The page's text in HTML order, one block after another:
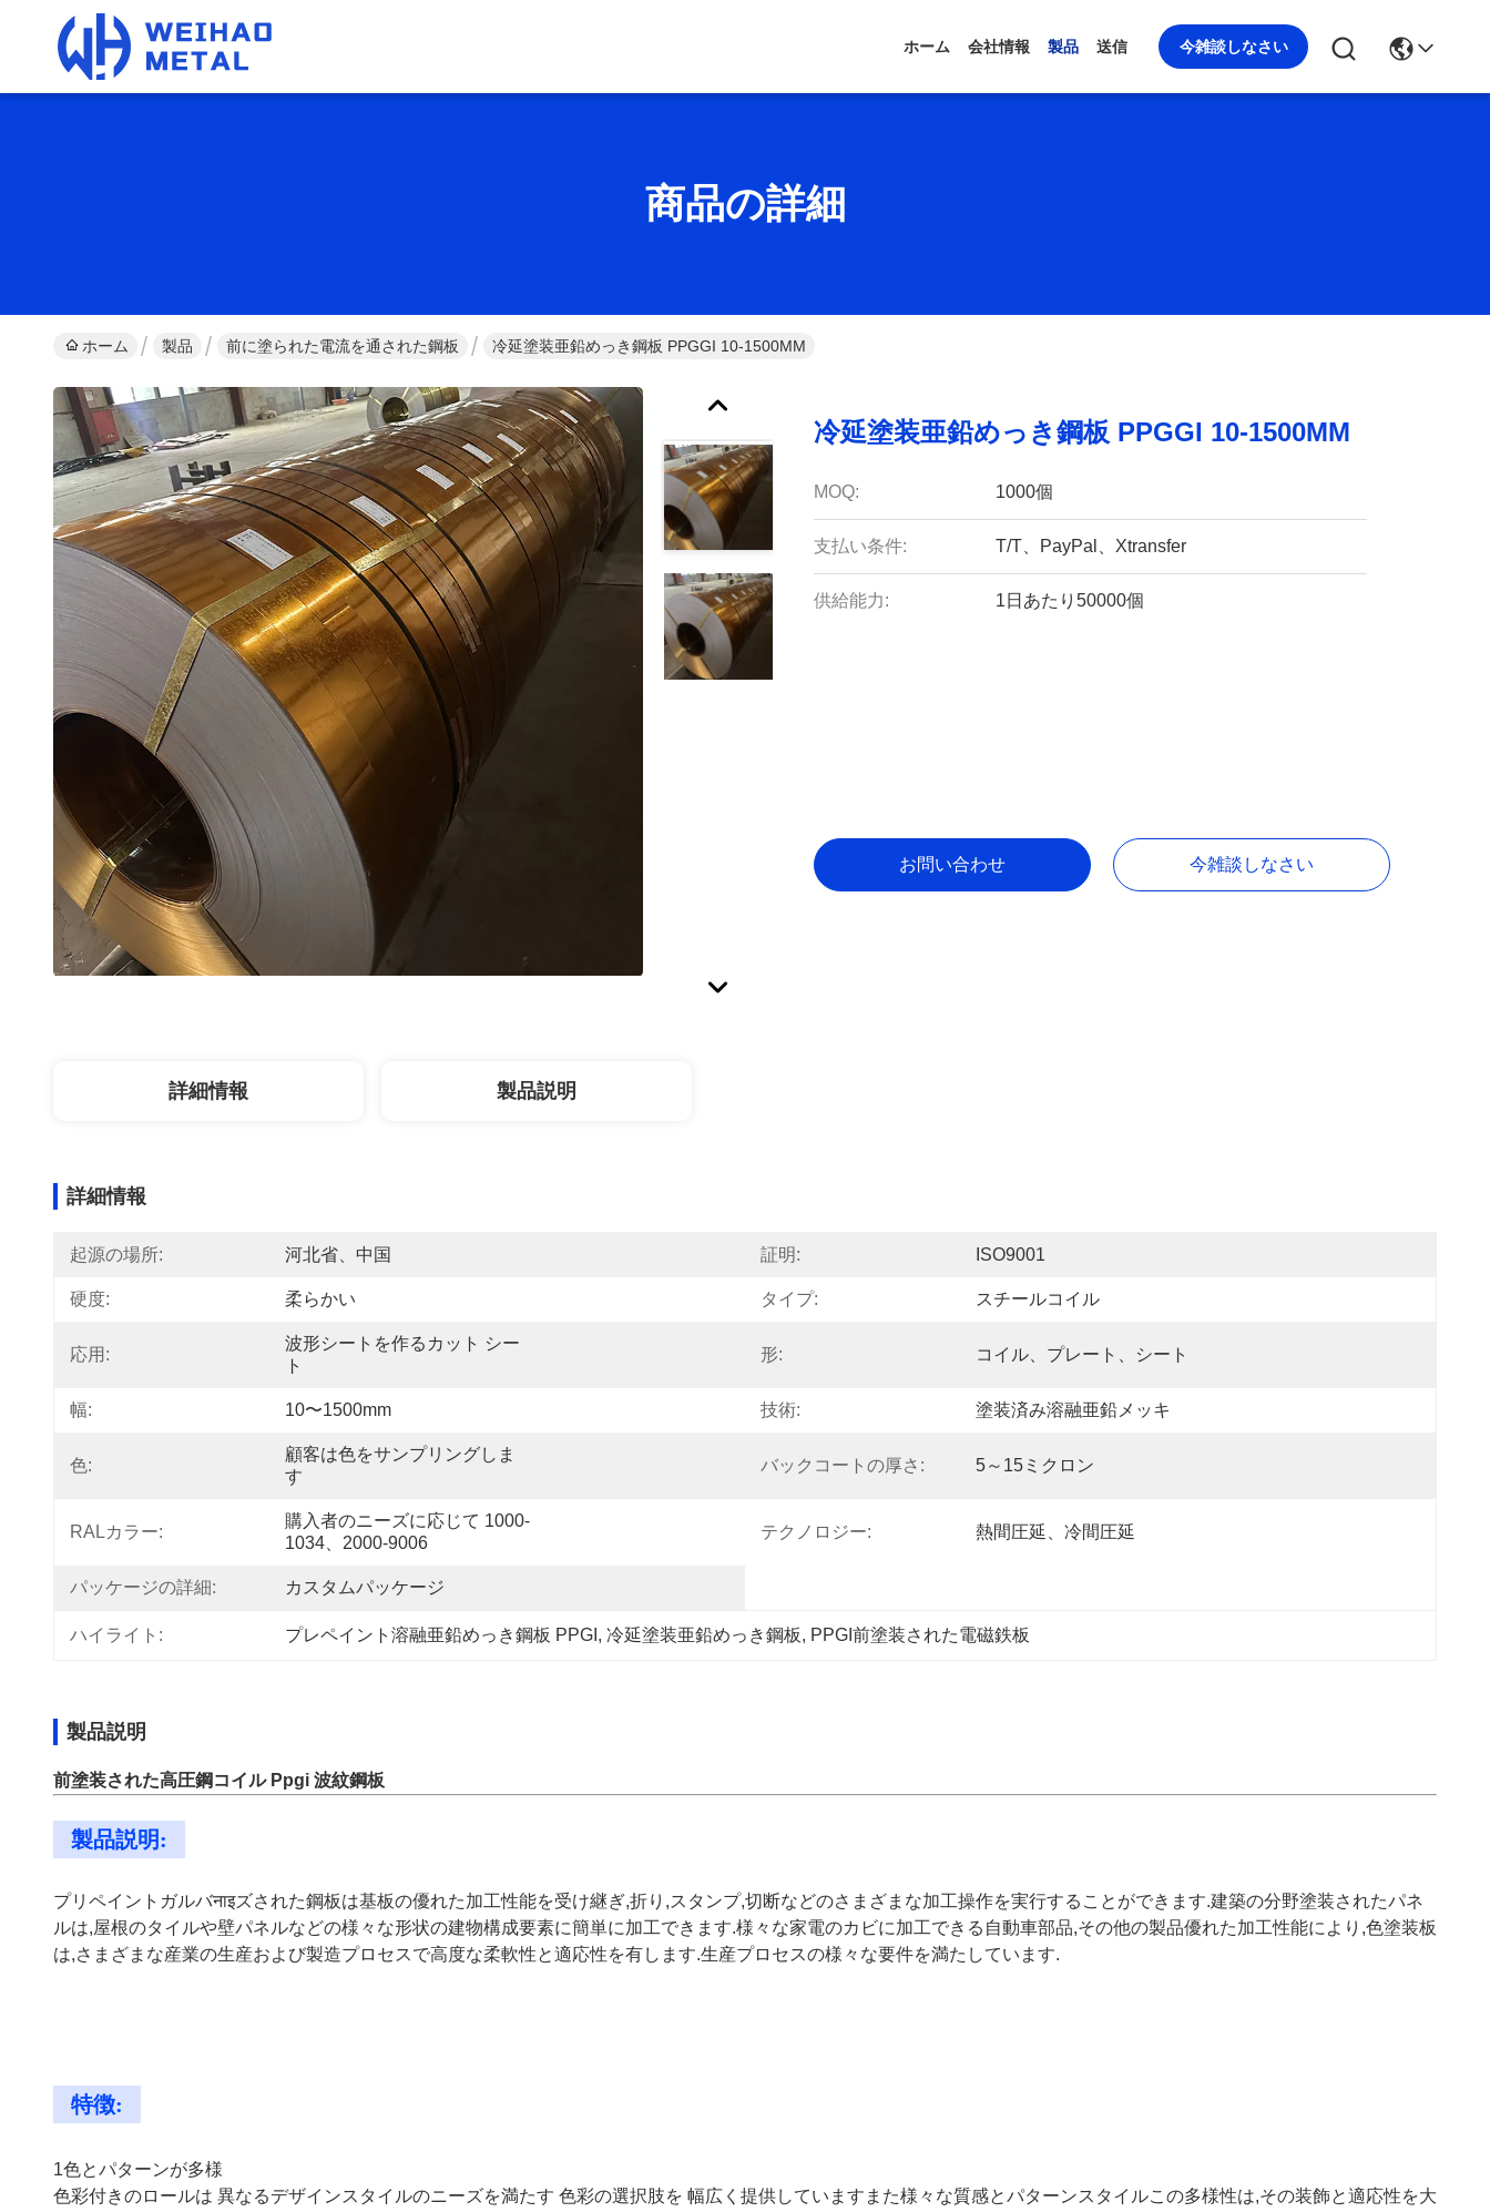
ホーム 会社情報 製品 送信 今雑談しなさい
商品の詳細
ホーム 製品 前に塗られた電流を通された鋼板 冷延塗装亜鉛めっき鋼板 PPGGI 10-1500MM
冷延塗装亜鉛めっき鋼板 PPGGI 10-1500MM
MOQ: 1000個
支払い条件: T/T、PayPal、Xtransfer
供給能力: 1日あたり50000個
お問い合わせ 今雑談しなさい
詳細情報 製品説明
詳細情報
起源の場所: 河北省、中国 証明: ISO9001
硬度: 柔らかい タイプ: スチールコイル
応用:
波形シートを作るカット シー
ト
形: コイル、プレート、シート
幅: 10〜1500mm 技術: 塗装済み溶融亜鉛メッキ
色:
顧客は色をサンプリングしま
す
バックコートの厚さ: 5～15ミクロン
RALカラー:
購入者のニーズに応じて 1000-
1034、2000-9006
テクノロジー: 熱間圧延、冷間圧延
パッケージの詳細: カスタムパッケージ
ハイライト: プレペイント溶融亜鉛めっき鋼板 PPGI , 冷延塗装亜鉛めっき鋼板, PPGI前塗装された電磁鉄板
製品説明
前塗装された高圧鋼コイル Ppgi 波紋鋼板
製品説明:
プリペイントガルバनाइズされた鋼板は基板の優れた加工性能を受け継ぎ,折り,スタンプ,切断などのさまざまな加工操作を実行することができます.建築の分野塗装されたパネ
ルは,屋根のタイルや壁パネルなどの様々な形状の建物構成要素に簡単に加工できます.様々な家電のカビに加工できる自動車部品,その他の製品優れた加工性能により,色塗装板
は,さまざまな産業の生産および製造プロセスで高度な柔軟性と適応性を有します.生産プロセスの様々な要件を満たしています.
特徴:
1色とパターンが多様
色彩付きのロールは 異なるデザインスタイルのニーズを満たす 色彩の選択肢を 幅広く提供していますまた様々な質感とパターンスタイルこの多様性は,その装飾と適応性を大